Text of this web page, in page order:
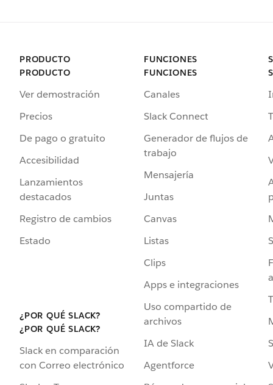
PRODUCTO
PRODUCTO
Ver demostración
Precios
De pago o gratuito
Accesibilidad
Lanzamientos
destacados
Registro de cambios
Estado
¿POR QUÉ SLACK?
¿POR QUÉ SLACK?
Slack en comparación
con Correo electrónico
FUNCIONES
FUNCIONES
Canales
Slack Connect
Generador de flujos de
trabajo
Mensajería
Juntas
Canvas
Listas
Clips
Apps e integraciones
Uso compartido de
archivos
IA de Slack
Agentforce